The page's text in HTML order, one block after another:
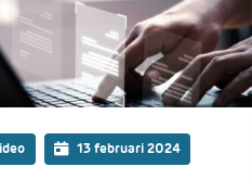
13 februari 2024